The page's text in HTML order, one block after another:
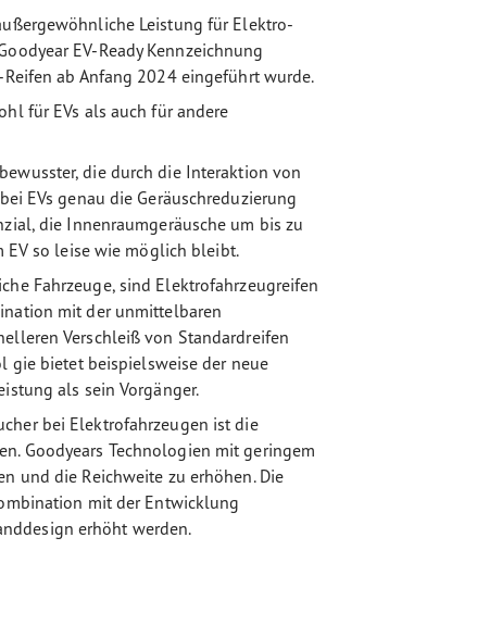
Leistung für Elektro-
EV-Ready Kennzeichnung
ab Anfang 2024 eingeführt wurde.
für EVs als auch für andere
die durch die Interaktion von
EVs genau die Geräuschreduzierung
die Innenraumgeräusche um bis zu
EV so leise wie möglich bleibt.
Fahrzeuge, sind Elektrofahrzeugreifen
mit der unmittelbaren
Verschleiß von Standardreifen
gie bietet beispielsweise der neue
als sein Vorgänger.
bei Elektrofahrzeugen ist die
Goodyears Technologien mit geringem
und die Reichweite zu erhöhen. Die
mit der Entwicklung
erhöht werden.